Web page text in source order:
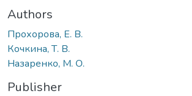
Authors
Прохорова, Е. В.
Кочкина, Т. В.
Назаренко, М. О.
Publisher